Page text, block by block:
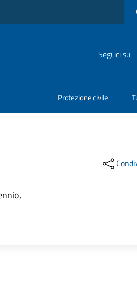
Seguici su
Protezione civile